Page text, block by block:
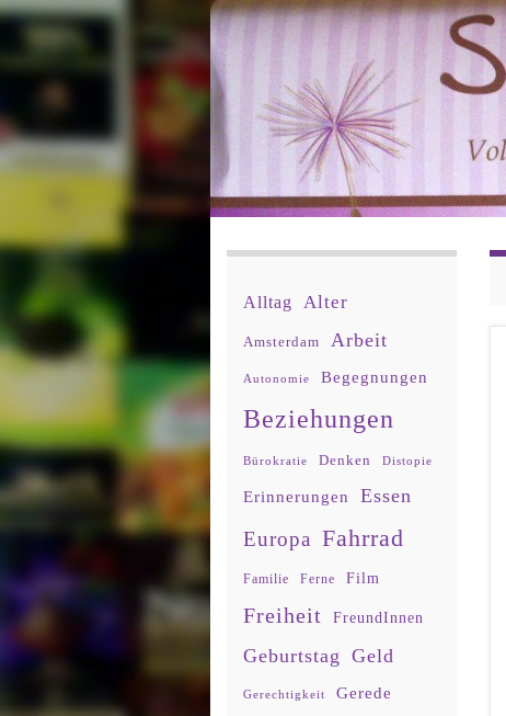
Alltag Alter
Amsterdam Arbeit
Autonomie Begegnungen
Beziehungen
Bürokratie Denken Distopie
Erinnerungen Essen
Europa Fahrrad
Familie Ferne Film
Freiheit FreundInnen
Geburtstag Geld
Gerechtigkeit Gerede